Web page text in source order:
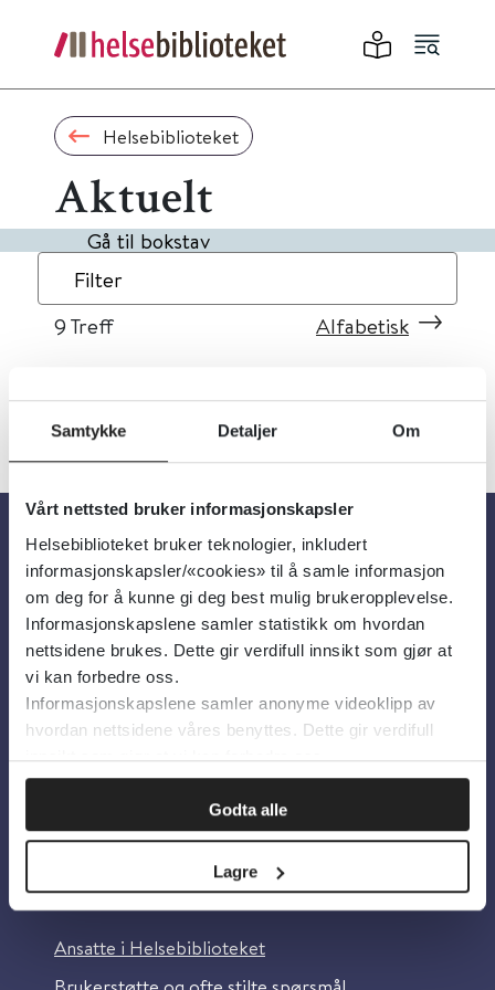
Samtykke Detaljer Om
Vårt nettsted bruker informasjonskapsler
Helsebiblioteket bruker teknologier, inkludert
informasjonskapsler/«cookies» til å samle informasjon
om deg for å kunne gi deg best mulig brukeropplevelse.
Informasjonskapslene samler statistikk om hvordan
nettsidene brukes. Dette gir verdifull innsikt som gjør at
vi kan forbedre oss.
Informasjonskapslene samler anonyme videoklipp av
hvordan nettsidene våres benyttes. Dette gir verdifull
innsikt som gjør at vi kan forbedre oss.
Godta alle
Lagre
Helsebiblioteket
Aktuelt
Gå til bokstav
Filter
9 Treff Alfabetisk
Om oss
Om Helsebiblioteket
Personvern og informasjonskapsler
Tilgjengelighetserklæring
Information in English
Ansatte i Helsebiblioteket